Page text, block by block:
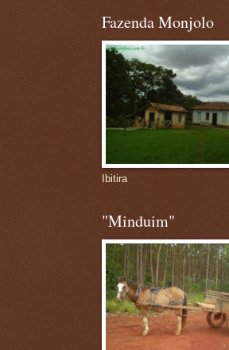
Fazenda Monjolo
Ibitira
"Minduim"